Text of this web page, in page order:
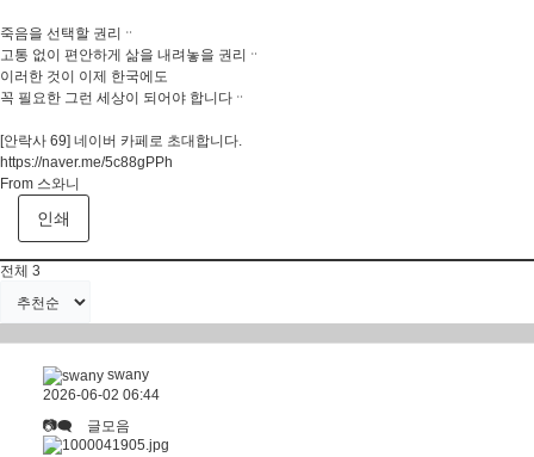
죽음을 선택할 권리ᆢ
고통 없이 편안하게 삶을 내려놓을 권리ᆢ
이러한 것이 이제 한국에도
꼭 필요한 그런 세상이 되어야 합니다ᆢ
[안락사 69] 네이버 카페로 초대합니다.
https://naver.me/5c88gPPh
From 스와니
인쇄
전체 3
swany
2026-06-02 06:44
📷🗨 글모음